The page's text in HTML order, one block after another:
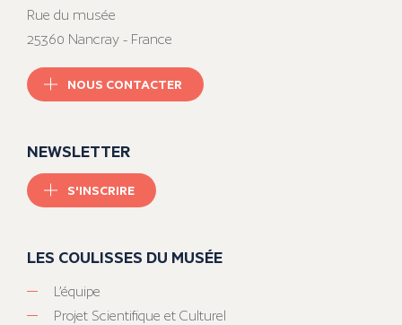
Rue du musée
25360 Nancray - France
NOUS CONTACTER
NEWSLETTER
S'INSCRIRE
LES COULISSES DU MUSÉE
L’équipe
Projet Scientifique et Culturel